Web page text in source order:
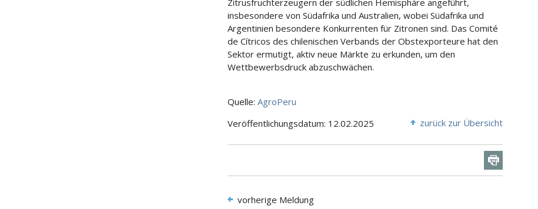
Zitrusfruchterzeugern der südlichen Hemisphäre angeführt,
insbesondere von Südafrika und Australien, wobei Südafrika und
Argentinien besondere Konkurrenten für Zitronen sind. Das Comité
de Cítricos des chilenischen Verbands der Obstexporteure hat den
Sektor ermutigt, aktiv neue Märkte zu erkunden, um den
Wettbewerbsdruck abzuschwächen.
Quelle: AgroPeru
Veröffentlichungsdatum: 12.02.2025
zurück zur Übersicht
vorherige Meldung